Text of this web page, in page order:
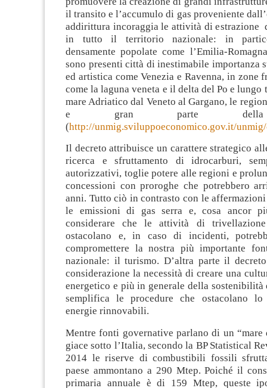
il transito e l’accumulo di gas proveniente
addirittura incoraggia le attività di estrazione
in tutto il territorio nazionale: in
densamente popolate come l’Emilia-
sono presenti città di inestimabile importanza
ed artistica come Venezia e Ravenna, in zone
come la laguna veneta e il delta del Po e lungo
mare Adriatico dal Veneto al Gargano, le
e gran parte della
(http://unmig.sviluppoeconomico.gov.it/
Il decreto attribuisce un carattere strategico
ricerca e sfruttamento di idrocarburi,
autorizzativi, toglie potere alle regioni e
concessioni con proroghe che potrebbero
anni. Tutto ciò in contrasto con le
le emissioni di gas serra e, cosa ancor
considerare che le attività di
ostacolano e, in caso di incidenti,
compromettere la nostra più importante
nazionale: il turismo. D’altra parte il
considerazione la necessità di creare una
energetico e più in generale della sostenibilità
semplifica le procedure che ostacolano
energie rinnovabili.
Mentre fonti governative parlano di un “mare
giace sotto l’Italia, secondo la BP Statistical
2014 le riserve di combustibili fossili
paese ammontano a 290 Mtep. Poiché il
primaria annuale è di 159 Mtep, queste